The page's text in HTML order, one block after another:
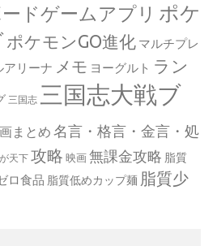
ドゲームアプリ ポケ
ポケモンGO進化 マルチプレ
アリーナ メモ ヨーグルト ラン
三国志 三国志大戦ブ
まとめ 名言・格言・金言・処
天下 攻略 映画 無課金攻略 脂質
ロ食品 脂質低めカップ麺 脂質少